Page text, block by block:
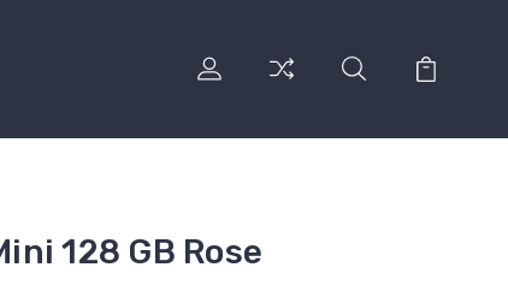
128 GB Rose